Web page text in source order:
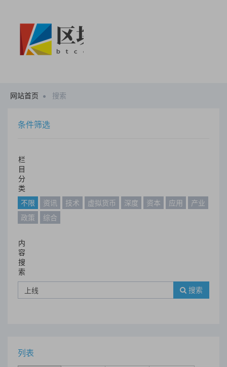
网站首页 搜索
条件筛选
栏
目
分
类
不限
资讯 技术 虚拟货币 深度 资本 应用
产业
政策
综合
内
容
搜
索
搜索
列表